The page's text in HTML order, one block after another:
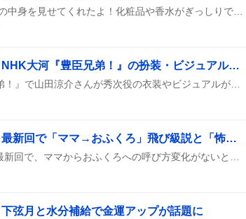
IKKOが『ぽかぽか』でバッグの中身を見せてくれたよ！化粧品や香水がぎっしりで、視聴者から「可愛い！」の声が続出。さらにテレビでも新作コスメを紹介して、ファンのテンションが上がったみたい。
山田涼介が秀次役で登場、NHK大河『豊臣兄弟！』の扮装・ビジュアルが公開にファン歓喜
NHKの新大河ドラマ『豊臣兄弟！』で山田涼介さんが秀次役の衣装やビジュアルが公開され、放送が決定。ファンは「顔が凍った」「早く見たい」などとワクワクしている様子だ。
「水曜日のダウンタウン」最新回で「ママ→おふくろ」飛び級説と「怖いと面白い」表裏一体説が話題に、視聴者は「凄すぎ」と歓喜
『水曜日のダウンタウン』が最新回で、ママからおふくろへの呼び方変化がないという『飛び級したヤツいない説』や、怖さと面白さが表裏一体という『怖いと面白い表裏一体説』、そして怪談企画を紹介して、視聴者が「凄すぎ」「笑える」などと盛り上がっている様子が投稿に見られる。
弦月と水分補給で金運アップが話題に